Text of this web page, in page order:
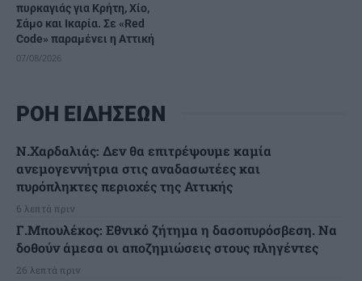
πυρκαγιάς για Κρήτη, Χίο,
Σάμο και Ικαρία. Σε «Red
Code» παραμένει η Αττική
07/08/2026
ΡΟΗ ΕΙΔΗΣΕΩΝ
Ν.Χαρδαλιάς: Δεν θα επιτρέψουμε καμία
ανεμογεννήτρια στις αναδασωτέες και
πυρόπληκτες περιοχές της Αττικής
6 λεπτά πριν
Γ.Μπουλέκος: Εθνικό ζήτημα η δασοπυρόσβεση. Να
δοθούν άμεσα οι αποζημιώσεις στους πληγέντες
26 λεπτά πριν